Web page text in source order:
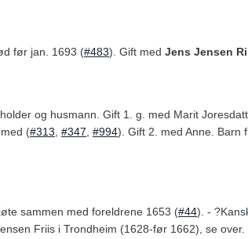
før jan. 1693 (#483). Gift med Jens Jensen
og husmann. Gift 1. g. med Marit
(#313 #347 #994). Gift 2. med Anne. Barn
sammen med foreldrene 1653 (#44). -
Friis i Trondheim (1628-før 1662), se over.